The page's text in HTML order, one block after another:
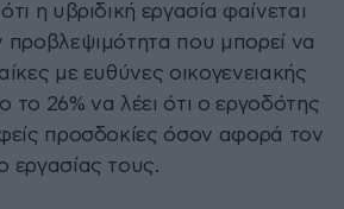
η υβριδική εργασία φαίνεται
προβλεψιμότητα που μπορεί να
με ευθύνες οικογενειακής
το 26% να λέει ότι ο εργοδότης
προσδοκίες όσον αφορά τον
εργασίας τους.